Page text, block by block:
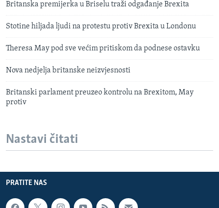
Britanska premijerka u Briselu traži odgađanje Brexita
Stotine hiljada ljudi na protestu protiv Brexita u Londonu
Theresa May pod sve većim pritiskom da podnese ostavku
Nova nedjelja britanske neizvjesnosti
Britanski parlament preuzeo kontrolu na Brexitom, May
protiv
Nastavi čitati
PRATITE NAS